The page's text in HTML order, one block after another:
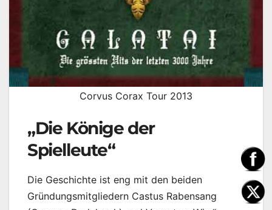
Corvus Corax Tour 2013
„Die Könige der
Spielleute“
Die Geschichte ist eng mit den beiden
Gründungsmitgliedern Castus Rabensang